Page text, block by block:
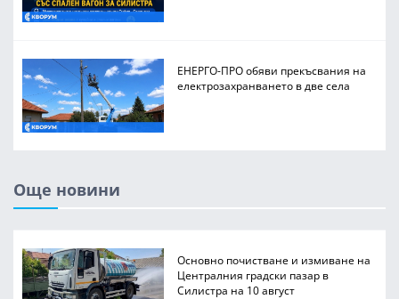
ЕНЕРГО-ПРО обяви прекъсвания на
електрозахранването в две села
Още новини
Основно почистване и измиване на
Централния градски пазар в
Силистра на 10 август